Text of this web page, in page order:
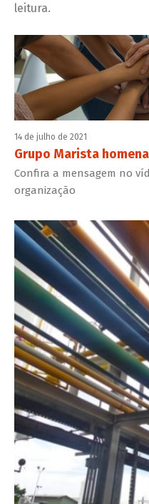
leitura.
14 de julho de 2021
Grupo Marista
Confira a mensagem no
organização